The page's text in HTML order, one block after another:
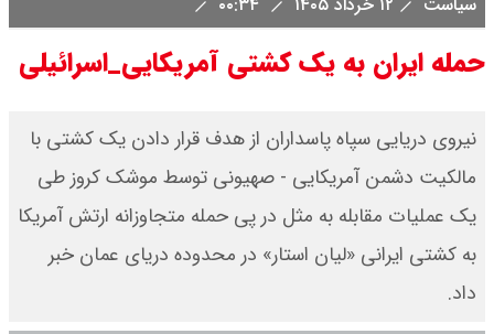
حمله ایران به یک کشتی آمریکایی_اسرائیلی
نیروی دریایی سپاه پاسداران از هدف قرار دادن یک کشتی با
مالکیت دشمن آمریکایی - صهیونی توسط موشک کروز طی
یک عملیات مقابله به مثل در پی حمله متجاوزانه ارتش آمریکا
به کشتی ایرانی «لیان استار» در محدوده دریای عمان خبر
داد.